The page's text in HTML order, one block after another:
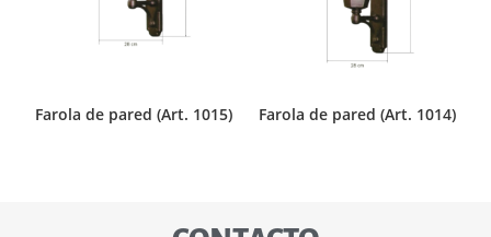
Farola de pared (Art. 1015) Farola de pared (Art. 1014)